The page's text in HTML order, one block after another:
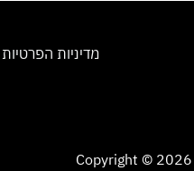
מדיניות הפרטיות
Copyright ©